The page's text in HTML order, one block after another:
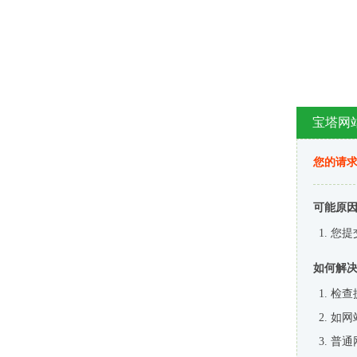
宝塔网
您的请
可能原
您提
如何解
检查
如网
普通